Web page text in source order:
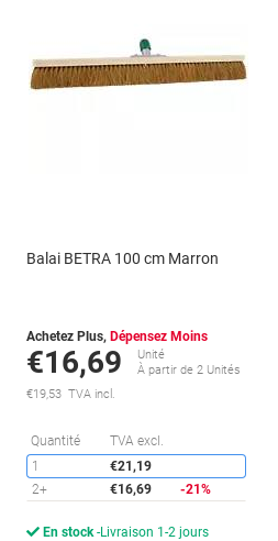
Économies
Balai BETRA 100 cm Marron
Achetez Plus, Dépensez Moins
€16,69
Unité
À partir de 2 Unités
€19,53 TVA incl.
Quantité TVA excl.
1
€21,19
2+
€16,69 -21%
En stock Livraison 1-2 jours